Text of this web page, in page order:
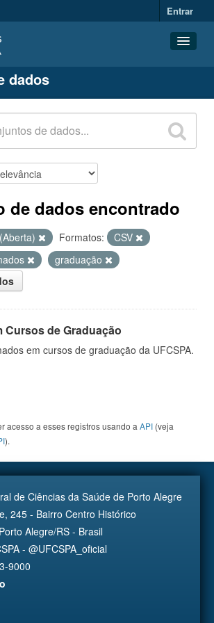
Entrar
dados
de dados encontrado
Formatos:
CSV
graduação
Cursos de Graduação
em cursos de graduação da UFCSPA.
acesso a esses registros usando a API (veja
).
de Ciências da Saúde de Porto Alegre
245 - Bairro Centro Histórico
Alegre/RS - Brasil
- @UFCSPA_oficial
9000